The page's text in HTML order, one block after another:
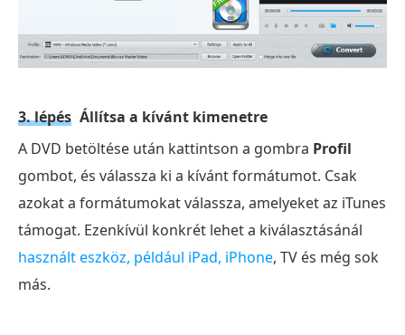
3. lépés Állítsa a kívánt kimenetre
A DVD betöltése után kattintson a gombra Profil
gombot, és válassza ki a kívánt formátumot. Csak
azokat a formátumokat válassza, amelyeket az iTunes
támogat. Ezenkívül konkrét lehet a kiválasztásánál
használt eszköz, például iPad, iPhone, TV és még sok
más.